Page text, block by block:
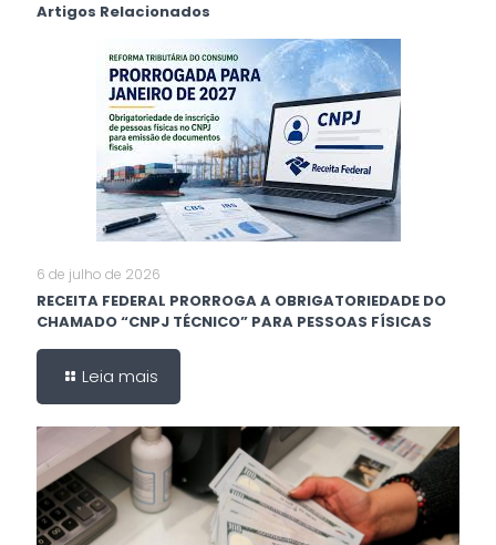
Artigos Relacionados
6 de julho de 2026
RECEITA FEDERAL PRORROGA A OBRIGATORIEDADE DO
CHAMADO “CNPJ TÉCNICO” PARA PESSOAS FÍSICAS
Leia mais